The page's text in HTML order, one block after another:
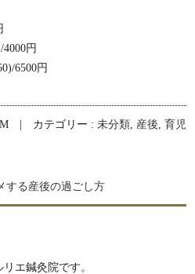
円
6500円
| カテゴリー : 未分類, 産後, 育児
する産後の過ごし方
エ鍼灸院です。